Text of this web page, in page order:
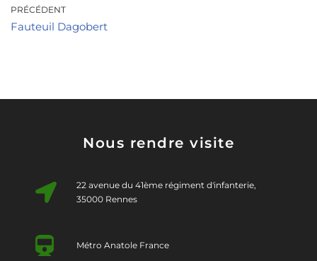
PRÉCÉDENT
Fauteuil Dagobert
Nous rendre visite
22 avenue du 41ème régiment d'infanterie,
35000 Rennes
Métro Anatole France